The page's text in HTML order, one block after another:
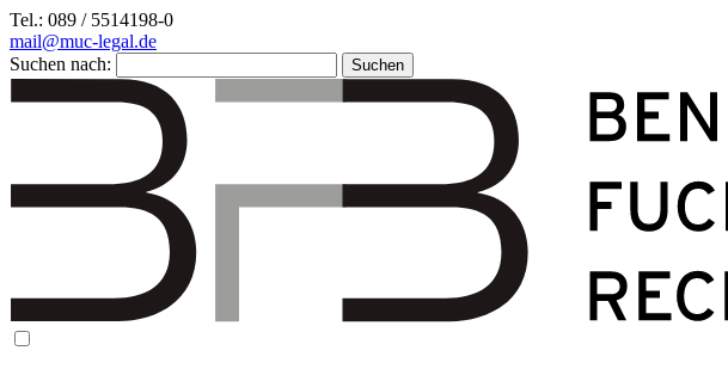
Tel.: 089 / 5514198-0
mail@muc-legal.de
Suchen nach: